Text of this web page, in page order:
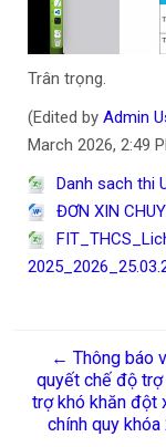
Trân trọng.
(Edited by Admin
March 2026, 2:49
Danh sach thi
ĐƠN XIN
← Thông báo
quyết chế độ
trợ khó khăn đột
chính quy